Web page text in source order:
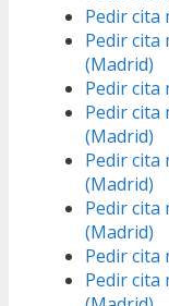
Pedir cita
Pedir cita
(Madrid)
Pedir cita
Pedir cita
(Madrid)
Pedir cita
(Madrid)
Pedir cita
(Madrid)
Pedir cita
Pedir cita